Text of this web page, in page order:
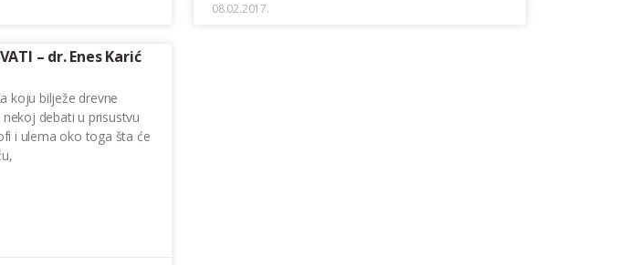
08.02.2017.
– dr. Enes Karić
koju bilježe drevne
debati u prisustvu
i ulema oko toga šta će